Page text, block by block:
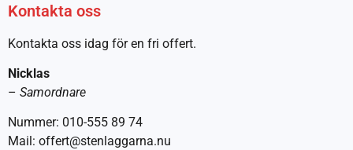
Kontakta oss
Kontakta oss idag för en fri offert.
Nicklas
– Samordnare
Nummer: 010-555 89 74
Mail: offert@stenlaggarna.nu